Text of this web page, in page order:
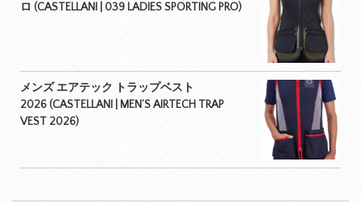
ロ (CASTELLANI | 039 LADIES SPORTING PRO)
メンズ エアテック トラップベスト
2026 (CASTELLANI | MEN’S AIRTECH TRAP
VEST 2026)